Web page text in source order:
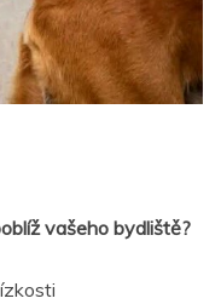
vašeho bydliště?